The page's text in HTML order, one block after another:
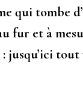
qui tombe
fur et à
jusqu’ici